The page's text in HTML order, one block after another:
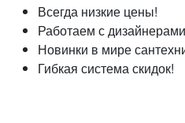
Всегда низкие цены!
Работаем с
Новинки в мире
Гибкая система скидок!